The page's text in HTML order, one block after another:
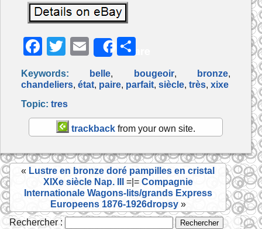
F
c
e
b
o
o
k
T
itt
er
E
m
ai
Share
ar
ta
er
Keywords: belle, bougeoir, bronze,
chandeliers, état, paire, parfait, siècle, très, xixe
Topic: tres
trackback from your own site.
« Lustre en bronze doré pampilles en cristal
XIXe siècle Nap. III
=|= Compagnie
Internationale Wagons-lits/grands Express
Europeens 1876-1926dropsy»
Rechercher :